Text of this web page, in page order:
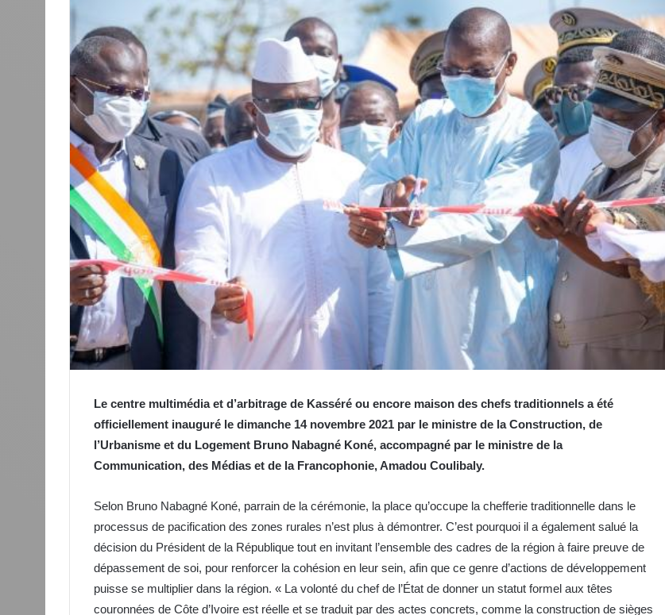
Le centre multimédia et d’arbitrage de Kasséré ou encore maison des chefs traditionnels a été
officiellement inauguré le dimanche 14 novembre 2021 par le ministre de la Construction, de
l’Urbanisme et du Logement Bruno Nabagné Koné, accompagné par le ministre de la
Communication, des Médias et de la Francophonie, Amadou Coulibaly.
Selon Bruno Nabagné Koné, parrain de la cérémonie, la place qu’occupe la chefferie traditionnelle dans le
processus de pacification des zones rurales n’est plus à démontrer. C’est pourquoi il a également salué la
décision du Président de la République tout en invitant l’ensemble des cadres de la région à faire preuve de
dépassement de soi, pour renforcer la cohésion en leur sein, afin que ce genre d’actions de développement
puisse se multiplier dans la région. « La volonté du chef de l’État de donner un statut formel aux têtes
couronnées de Côte d’Ivoire est réelle et se traduit par des actes concrets, comme la construction de sièges